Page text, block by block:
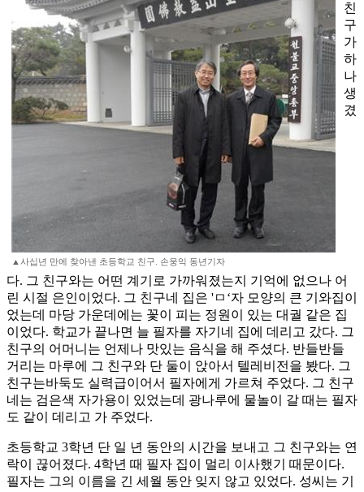
▲사십년 만에 찾아낸 초등학교 친구. 손웅익 동년기자
친
구
가
하
나
생
겼
다. 그 친구와는 어떤 계기로 가까워졌는지 기억에 없으나 어
린 시절 은인이었다. 그 친구네 집은 'ㅁ‘자 모양의 큰 기와집이
었는데 마당 가운데에는 꽃이 피는 정원이 있는 대궐 같은 집
이었다. 학교가 끝나면 늘 필자를 자기네 집에 데리고 갔다. 그
친구의 어머니는 언제나 맛있는 음식을 해 주셨다. 반들반들
거리는 마루에 그 친구와 단 둘이 앉아서 텔레비전을 봤다. 그
친구는바둑도 실력급이어서 필자에게 가르쳐 주었다. 그 친구
네는 검은색 자가용이 있었는데 광나루에 물놀이 갈 때는 필자
도 같이 데리고 가 주었다.
초등학교 3학년 단 일 년 동안의 시간을 보내고 그 친구와는 연
락이 끊어졌다. 4학년 때 필자 집이 멀리 이사했기 때문이다.
필자는 그의 이름을 긴 세월 동안 잊지 않고 있었다. 성씨는 기